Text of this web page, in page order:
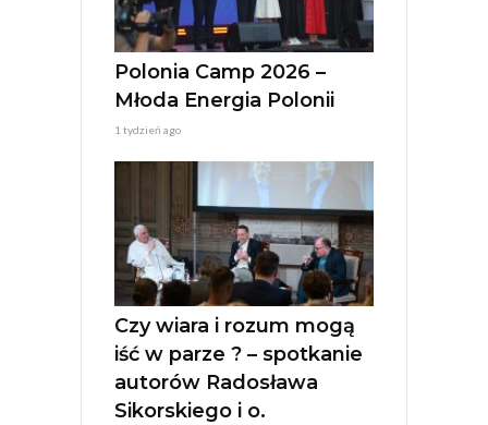
Polonia Camp 2026 –
Młoda Energia Polonii
1 tydzień ago
Czy wiara i rozum mogą
iść w parze ? – spotkanie
autorów Radosława
Sikorskiego i o.